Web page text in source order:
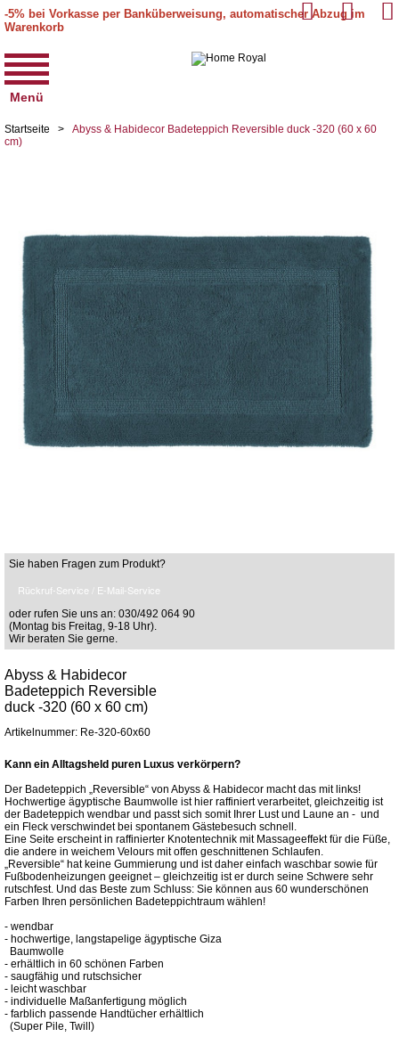
-5% bei Vorkasse per Banküberweisung, automatischer Abzug im
Warenkorb
Menü
Startseite >
Abyss & Habidecor Badeteppich Reversible duck -320 (60 x 60
cm)
Sie haben Fragen zum Produkt?
Rückruf-Service / E-Mail-Service
oder rufen Sie uns an: 030/492 064 90
(Montag bis Freitag, 9-18 Uhr).
Wir beraten Sie gerne.
Abyss & Habidecor
Badeteppich Reversible
duck -320 (60 x 60 cm)
Artikelnummer: Re-320-60x60
Kann ein Alltagsheld puren Luxus verkörpern?
Der Badeteppich „Reversible“ von Abyss & Habidecor macht das mit links!
Hochwertige ägyptische Baumwolle ist hier raffiniert verarbeitet, gleichzeitig ist
der Badeteppich wendbar und passt sich somit Ihrer Lust und Laune an - und
ein Fleck verschwindet bei spontanem Gästebesuch schnell.
Eine Seite erscheint in raffinierter Knotentechnik mit Massageeffekt für die Füße,
die andere in weichem Velours mit offen geschnittenen Schlaufen.
„Reversible“ hat keine Gummierung und ist daher einfach waschbar sowie für
Fußbodenheizungen geeignet – gleichzeitig ist er durch seine Schwere sehr
rutschfest. Und das Beste zum Schluss: Sie können aus 60 wunderschönen
Farben Ihren persönlichen Badeteppichtraum wählen!
- wendbar
- hochwertige, langstapelige ägyptische Giza
Baumwolle
- erhältlich in 60 schönen Farben
- saugfähig und rutschsicher
- leicht waschbar
- individuelle Maßanfertigung möglich
- farblich passende Handtücher erhältlich
(Super Pile, Twill)